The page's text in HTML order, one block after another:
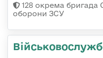
128 окрема бригада
оборони ЗСУ